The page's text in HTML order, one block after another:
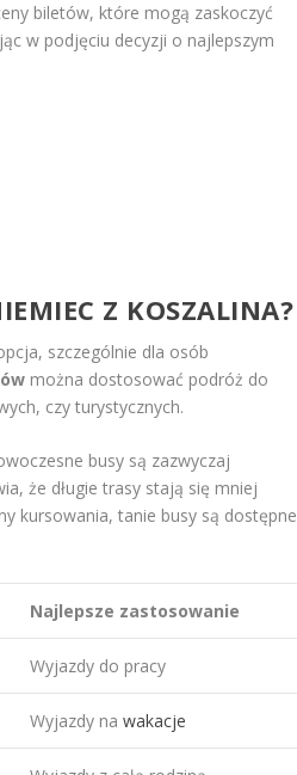
biletów, które mogą zaskoczyć
w podjęciu decyzji o najlepszym
Z KOSZALINA?
szczególnie dla osób
można dostosować podróż do
czy turystycznych.
busy są zazwyczaj
że długie trasy stają się mniej
kursowania, tanie busy są dostępne
Najlepsze zastosowanie
Wyjazdy do pracy
Wyjazdy nawakacje